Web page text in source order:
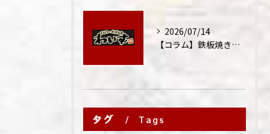
2026/07/14
【コラム】鉄板焼きが"コミュニケーション飯"と呼ばれる理由
タグ Tags